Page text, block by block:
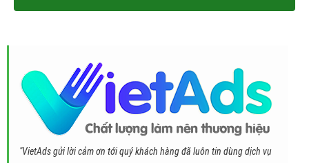
"VietAds gửi lời cảm ơn tới quý khách hàng đã luôn tin dùng dịch vụ